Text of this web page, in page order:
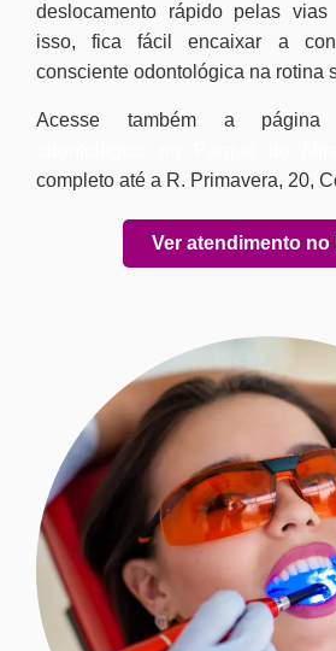
deslocamento rápido pelas
isso, fica fácil encaixar a
consciente odontológica na rotina
Acesse também a
completo até a R. Primavera, 20,
Ver atendimento no